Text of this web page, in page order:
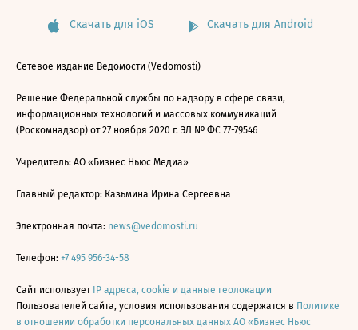
Скачать для iOS Скачать для Android
Сетевое издание Ведомости (Vedomosti)
Решение Федеральной службы по надзору в сфере связи,
информационных технологий и массовых коммуникаций
(Роскомнадзор) от 27 ноября 2020 г. ЭЛ № ФС 77-79546
Учредитель: АО «Бизнес Ньюс Медиа»
Главный редактор: Казьмина Ирина Сергеевна
Электронная почта: news@vedomosti.ru
Телефон: +7 495 956-34-58
Сайт использует IP адреса, cookie и данные геолокации
Пользователей сайта, условия использования содержатся в Политике
в отношении обработки персональных данных АО «Бизнес Ньюс